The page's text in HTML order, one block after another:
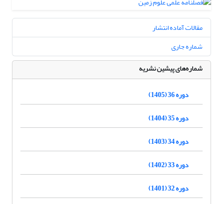
مقالات آماده انتشار
شماره جاری
شماره‌های پیشین نشریه
دوره 36 (1405)
دوره 35 (1404)
دوره 34 (1403)
دوره 33 (1402)
دوره 32 (1401)